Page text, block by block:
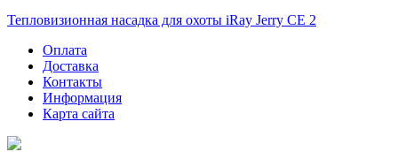
Тепловизионная насадка для охоты iRay Jerry CE 2
Оплата
Доставка
Контакты
Информация
Карта сайта